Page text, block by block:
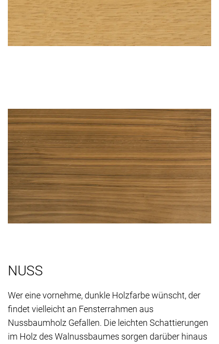
NUSS
Wer eine vornehme, dunkle Holzfarbe wünscht, der
findet vielleicht an Fensterrahmen aus
Nussbaumholz Gefallen. Die leichten Schattierungen
im Holz des Walnussbaumes sorgen darüber hinaus